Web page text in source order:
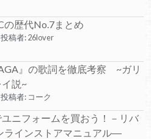
の歴代No.7まとめ
投稿者:26lover
』の歌詞を徹底考察 ~ガリ
説~
投稿者: コーク
ニフォームを買おう！－リバ
ラインストアマニュアル―